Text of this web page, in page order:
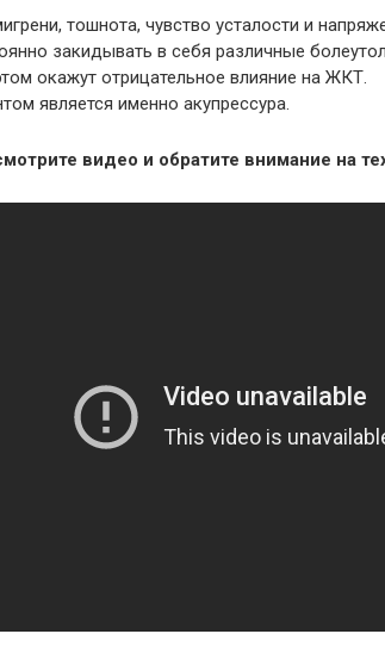
тошнота, чувство усталости и
закидывать в себя различные
окажут отрицательное влияние на ЖКТ.
является именно акупрессура.
видео и обратите внимание на